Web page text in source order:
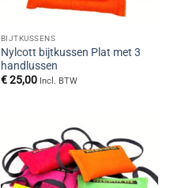
BIJTKUSSENS
Nylcott bijtkussen Plat met 3
handlussen
€25,00 Incl. BTW